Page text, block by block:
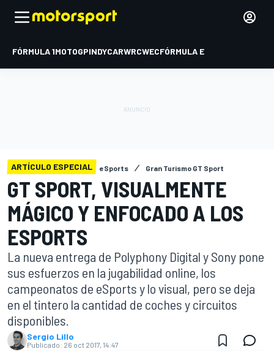
FÓRMULA 1MOTOGPINDYCARWRCWECFÓRMULA E
ARTÍCULO ESPECIAL eSports Gran Turismo GT Sport
GT SPORT, VISUALMENTE
MÁGICO Y ENFOCADO A LOS
ESPORTS
La nueva entrega de Polyphony Digital y Sony pone
sus esfuerzos en la jugabilidad online, los
campeonatos de eSports y lo visual, pero se deja
en el tintero la cantidad de coches y circuitos
disponibles.
Sergio Lillo
Publicado: 26 oct 2017, 14:47